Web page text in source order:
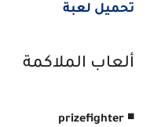
تحميل لعبة
ألعاب الملاكمة
◾
prizefighter